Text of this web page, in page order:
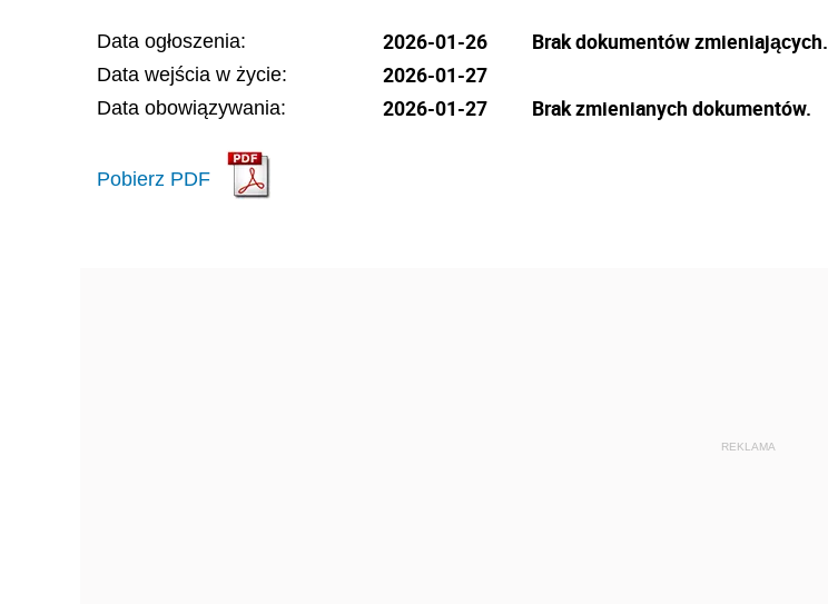
Data ogłoszenia: 2026-01-26
Data wejścia w życie: 2026-01-27
Data obowiązywania: 2026-01-27
Pobierz PDF
Brak dokumentów zmieniających.
Brak zmienianych dokumentów.